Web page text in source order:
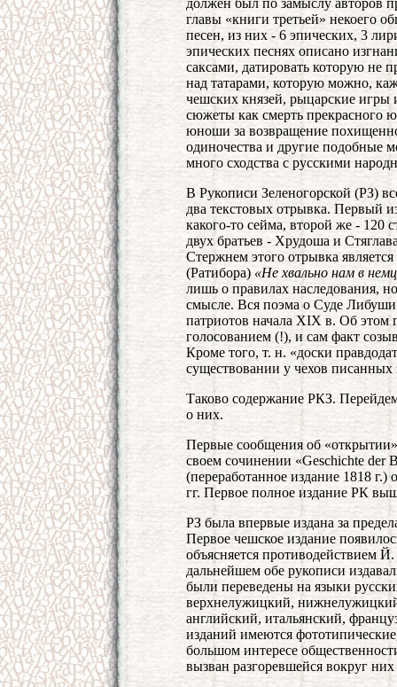
должен был по замыслу авторов
главы «книги третьей» некоего
песен, из них - 6 эпических, 3
эпических песнях описано
саксами, датировать которую не
над татарами, которую можно,
чешских князей, рыцарские
сюжеты как смерть прекрасного
юноши за возвращение
одиночества и другие подобные
много сходства с русскими
В Рукописи Зеленогорской (РЗ)
два текстовых отрывка. Первый
какого-то сейма, второй же - 120
двух братьев - Хрудоша и
Стержнем этого отрывка
(Ратибора) «Не хвально нам в
лишь о правилах наследования,
смысле. Вся поэма о Суде
патриотов начала XIX в. Об этом
голосованием (!), и сам факт
Кроме того, т. н. «доски
существовании у чехов писанных
Таково содержание РКЗ.
о них.
Первые сообщения об
своем сочинении «Geschichte der
(переработанное издание 1818
гг. Первое полное издание РК
РЗ была впервые издана за
Первое чешское издание
объясняется противодействием
дальнейшем обе рукописи
были переведены на языки
верхнелужицкий,
английский, итальянский,
изданий имеются
большом интересе
вызван разгоревшейся вокруг